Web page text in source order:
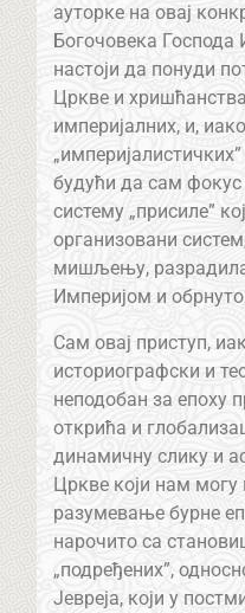
ауторке на овај
Богочовека Господа
настоји да понуди
Цркве и
империјалних, и,
„империјалистичких”
будући да сам фокус
систему „присиле”
организовани
мишљењу,
Империјом и
Сам овај приступ,
историографски и
неподобан за епоху
открића и
динамичну слику и
Цркве који нам
разумевање бурне
нарочито са
„подређених”,
Јевреја, који у